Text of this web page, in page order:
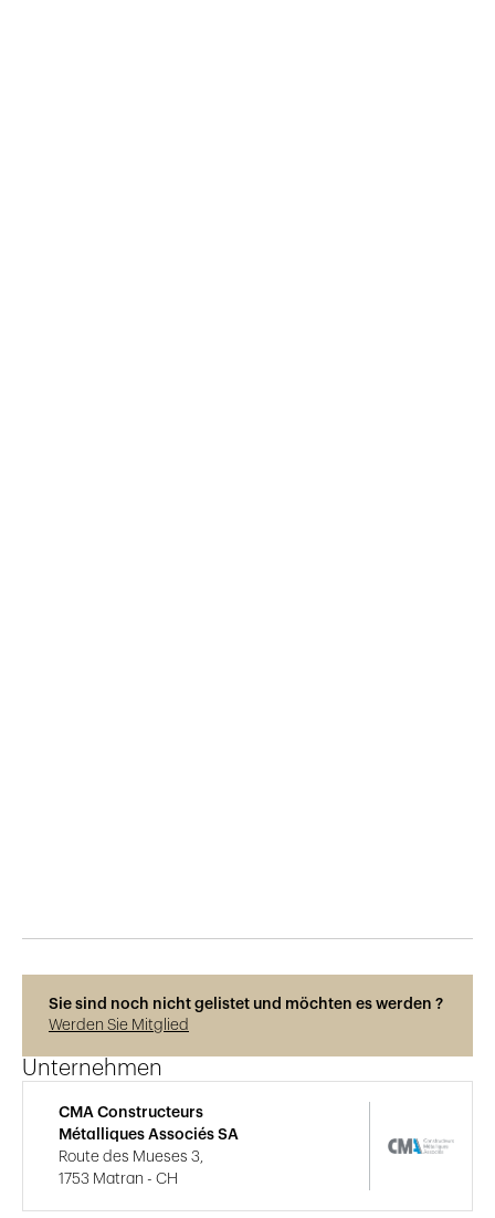
Sie sind noch nicht gelistet und möchten es werden ?
Werden Sie Mitglied
Unternehmen
CMA Constructeurs
Métalliques Associés SA
Route des Mueses 3,
1753 Matran - CH